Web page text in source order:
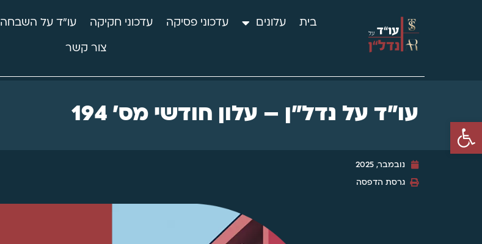
פתח סרגל נגישות
בית עלונים עדכוני פסיקה עדכוני חקיקה עו"ד על השבחה
צור קשר
עו"ד על נדל"ן – עלון חודשי מס' 194
נובמבר, 2025
גרסת הדפסה